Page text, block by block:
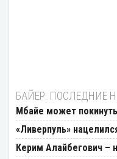
БАЙЕР: ПОСЛЕДНИЕ
Мбайе может
«Ливерпуль»
Керим Алайбегович –